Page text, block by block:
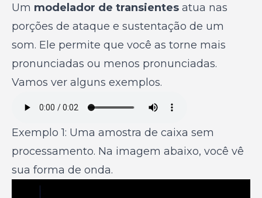
Um modelador de transientes atua nas
porções de ataque e sustentação de um
som. Ele permite que você as torne mais
pronunciadas ou menos pronunciadas.
Vamos ver alguns exemplos.
Exemplo 1: Uma amostra de caixa sem
processamento. Na imagem abaixo, você vê
sua forma de onda.